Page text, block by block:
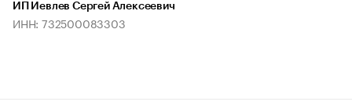
ИП Иевлев Сергей Алексеевич
ИНН: 732500083303